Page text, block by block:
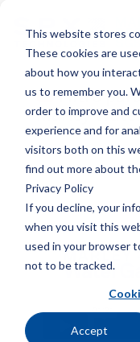
This website stores
These cookies are
about how you
us to remember you.
order to improve and
experience and for
visitors both on this
find out more about
Privacy Policy
If you decline, your
when you visit this
used in your browser
not to be tracked.
Accept
Filtro
Marley